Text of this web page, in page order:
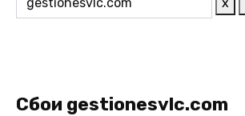
Сбои gestionesvlc.com